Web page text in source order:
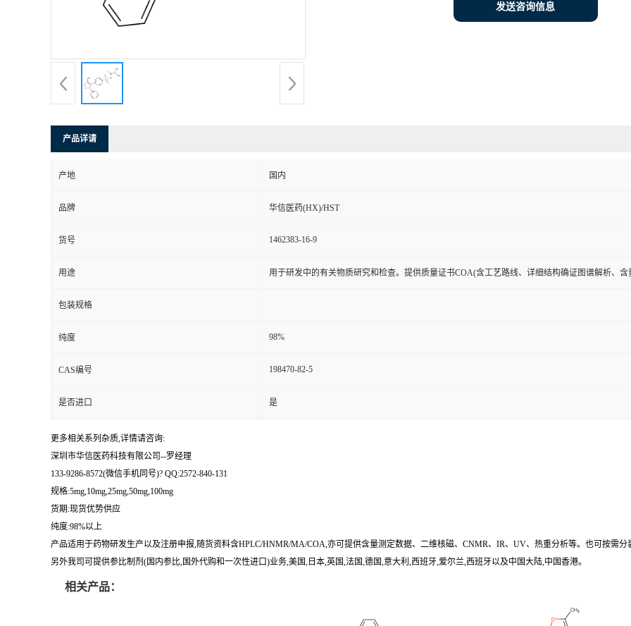
发送咨询信息
产品详请
产地 国内
品牌 华信医药(HX)/HST
货号 1462383-16-9
用途 用于研发中的有关物质研究和检查。提供质量证书COA(含工艺路线、详细结构确证图谱解析、含
包装规格
纯度 98%
CAS编号 198470-82-5
是否进口 是
更多相关系列杂质,详情请咨询:
深圳市华信医药科技有限公司--罗经理
133-9286-8572(微信手机同号)? QQ:2572-840-131
规格:5mg,10mg,25mg,50mg,100mg
货期:现货优势供应
纯度:98%以上
产品适用于药物研发生产以及注册申报,随货资料含HPLC/HNMR/MA/COA,亦可提供含量测定数据、二维核磁、CNMR、IR、UV、热重分析等。也可按需分
另外我司可提供参比制剂(国内参比,国外代购和一次性进口)业务,美国,日本,英国,法国,德国,意大利,西班牙,爱尔兰,西班牙以及中国大陆,中国香港。
相关产品：